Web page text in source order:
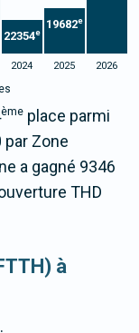
22354e
19682e
2024 2025 2026
ème place parmi
par Zone
a gagné 9346
THD
à